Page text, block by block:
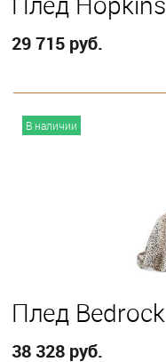
29 715 руб.
В наличии
Плед Bedrock
38 328 руб.